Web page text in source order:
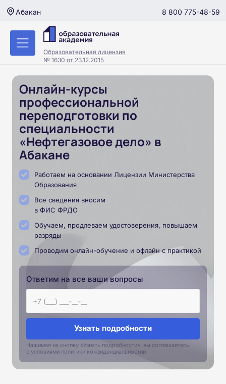
Абакан 8 800 775-48-59
Образовательная лицензия
№ 1630 от 23.12.2015
Онлайн-курсы
профессиональной
переподготовки по
специальности
«Нефтегазовое дело» в
Абакане
Работаем на основании Лицензии Министерства
Образования
Все сведения вносим
в ФИС ФРДО
Обучаем, продлеваем удостоверения, повышаем
разряды
Проводим онлайн-обучение и офлайн с практикой
Ответим на все ваши вопросы
Узнать подробности
Нажимая на кнопку «Узнать подробности», вы соглашаетесь
с условиями политики конфиденциальностии